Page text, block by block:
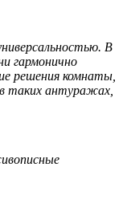
В
гармонично
решения комнаты,
таких антуражах,